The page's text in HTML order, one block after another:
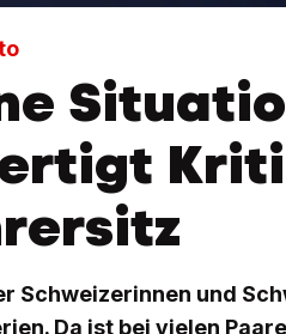
Schweizerinnen und
Da ist bei vielen